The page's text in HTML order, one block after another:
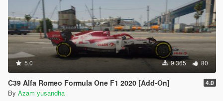
5.0 9 365 80
C39 Alfa Romeo Formula One F1 2020 [Add-On] 4.0
By Azam yusandha